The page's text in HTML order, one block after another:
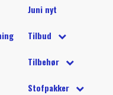
Juni nyt
Tilbud
Diverse tilbud
Tilbehør
Diverse tilbehør
Tut maskinquiltetråd
Stofpakker